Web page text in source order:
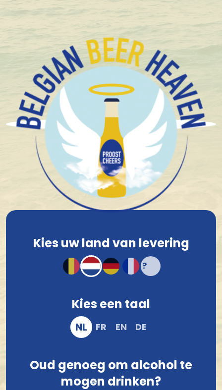
+1.600 Belgische speciaalbieren in stock
Brasserie des Fagnes
Frédéric Adant, de achterkleinzoon van 2 brouwers
creëerde in 1994 het bier “Super des Fagnes”.
In 1998 richte hij de Brasserie des Fagnes op.
Vanaf 2017 werden de bieren omgedoopt tot
“Fagnes”.
Producten van Brasserie des Fagnes
Kies uw land van levering
Kies een taal
NL FR EN DE
Oud genoeg om alcohol te
mogen drinken?